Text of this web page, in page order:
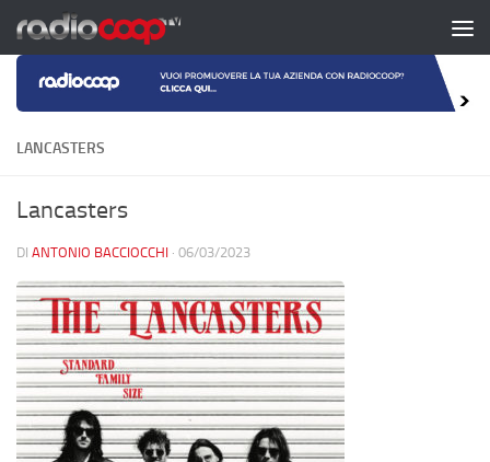
Salta al contenuto
LANCASTERS
Lancasters
DI ANTONIO BACCIOCCHI · 06/03/2023